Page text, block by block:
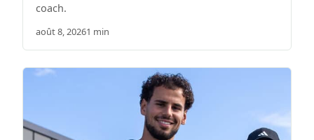
coach.
août 8, 20261 min